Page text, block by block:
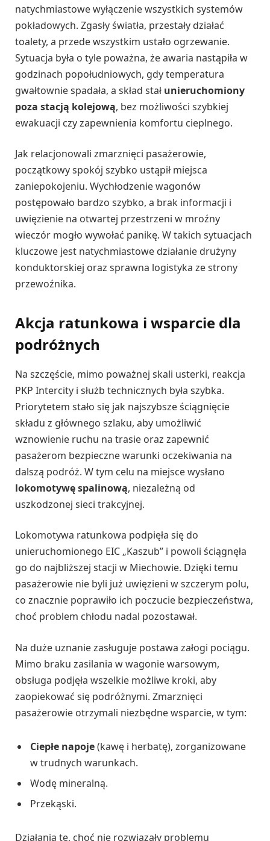
natychmiastowe wyłączenie wszystkich systemów
pokładowych. Zgasły światła, przestały działać
toalety, a przede wszystkim ustało ogrzewanie.
Sytuacja była o tyle poważna, że awaria nastąpiła w
godzinach popołudniowych, gdy temperatura
gwałtownie spadała, a skład stał unieruchomiony
poza stacją kolejową, bez możliwości szybkiej
ewakuacji czy zapewnienia komfortu cieplnego.
Jak relacjonowali zmarznięci pasażerowie,
początkowy spokój szybko ustąpił miejsca
zaniepokojeniu. Wychłodzenie wagonów
postępowało bardzo szybko, a brak informacji i
uwięzienie na otwartej przestrzeni w mroźny
wieczór mogło wywołać panikę. W takich sytuacjach
kluczowe jest natychmiastowe działanie drużyny
konduktorskiej oraz sprawna logistyka ze strony
przewoźnika.
Akcja ratunkowa i wsparcie dla
podróżnych
Na szczęście, mimo poważnej skali usterki, reakcja
PKP Intercity i służb technicznych była szybka.
Priorytetem stało się jak najszybsze ściągnięcie
składu z głównego szlaku, aby umożliwić
wznowienie ruchu na trasie oraz zapewnić
pasażerom bezpieczne warunki oczekiwania na
dalszą podróż. W tym celu na miejsce wysłano
lokomotywę spalinową, niezależną od
uszkodzonej sieci trakcyjnej.
Lokomotywa ratunkowa podpięła się do
unieruchomionego EIC „Kaszub” i powoli ściągnęła
go do najbliższej stacji w Miechowie. Dzięki temu
pasażerowie nie byli już uwięzieni w szczerym polu,
co znacznie poprawiło ich poczucie bezpieczeństwa,
choć problem chłodu nadal pozostawał.
Na duże uznanie zasługuje postawa załogi pociągu.
Mimo braku zasilania w wagonie warsowym,
obsługa podjęła wszelkie możliwe kroki, aby
zaopiekować się podróżnymi. Zmarznięci
pasażerowie otrzymali niezbędne wsparcie, w tym:
Ciepłe napoje(kawę i herbatę), zorganizowane
w trudnych warunkach.
Wodę mineralną.
Przekąski.
Działania te, choć nie rozwiązały problemu